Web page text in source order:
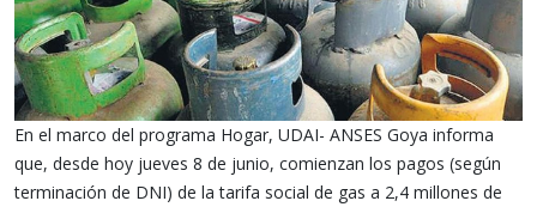
En el marco del programa Hogar, UDAI- ANSES Goya informa
que, desde hoy jueves 8 de junio, comienzan los pagos (según
terminación de DNI) de la tarifa social de gas a 2,4 millones de